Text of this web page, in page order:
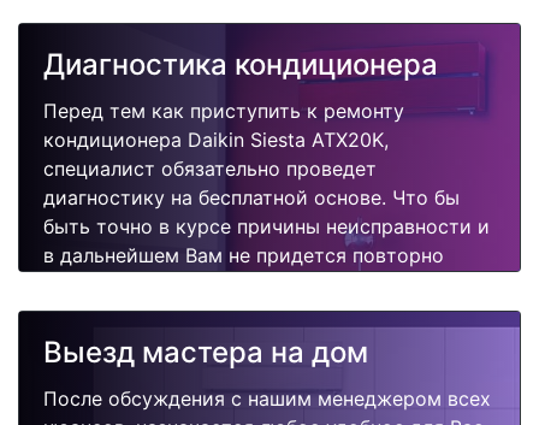
быстро, качественно и недорого.
Диагностика кондиционера
Перед тем как приступить к ремонту
кондиционера Daikin Siesta ATX20K,
специалист обязательно проведет
диагностику на бесплатной основе. Что бы
быть точно в курсе причины неисправности и
в дальнейшем Вам не придется повторно
поломок.
Выезд мастера на дом
После обсуждения с нашим менеджером всех